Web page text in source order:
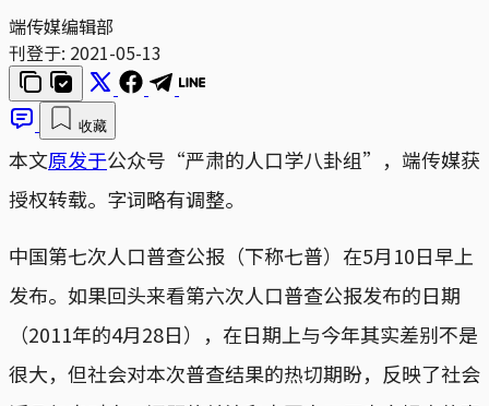
端传媒编辑部
刊登于: 2021-05-13
收藏
本文原发于公众号“严肃的人口学八卦组”，端传媒获
授权转载。字词略有调整。
中国第七次人口普查公报（下称七普）在5月10日早上
发布。如果回头来看第六次人口普查公报发布的日期
（2011年的4月28日），在日期上与今年其实差别不是
很大，但社会对本次普查结果的热切期盼，反映了社会